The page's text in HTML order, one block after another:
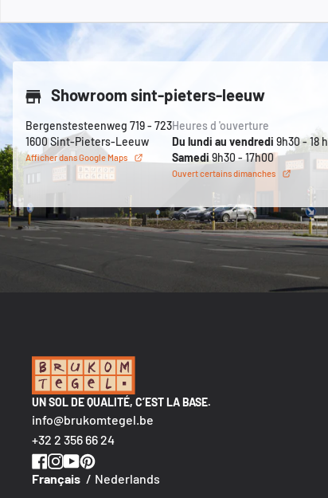
Showroom sint-pieters-leeuw
Bergenstesteenweg 719 - 723
1600 Sint-Pieters-Leeuw
Afficher dans Google Maps
Heures d 'ouverture
Du lundi au vendredi 9h30 - 18 h
Samedi9h30 - 17h00
Ouvert certains dimanches
UN SOL DE QUALITÉ, C’EST LA BASE.
info@brukomtegel.be
+32 2 356 66 24
Nederlands
Français